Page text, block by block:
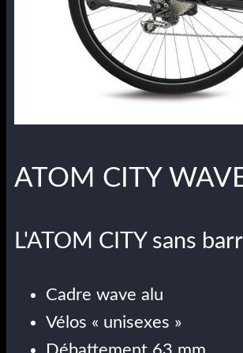
ATOM CITY
L'ATOM CITY sans
Cadre wave alu
Vélos « unisexes »